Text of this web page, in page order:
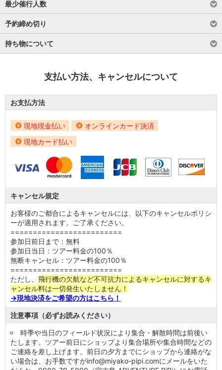
最少催行人数
予約締め切り
持ち物について
支払い方法、キャンセルについて
お支払方法
現地現金払い
オンラインカード決済
現地カード払い
キャンセル規定
お客様のご都合によるキャンセルには、以下のキャンセルポリシ
ーが適用されます。ご了承ください。
=========================
参加日前日まで：無料
参加日当日：ツアー料金の100％
無断キャンセル：ツアー料金の100％
=========================
ただし、 飛行機の欠航など不可抗力によるキャンセルに対するキ
ャンセル料は一切発生いたしません！
→現地決済をご希望の方はこちら！
注意事項（必ずお読みください）
時季や当日のフィールド状況により集合・解散時間は前後い
たします。ツアー前日にショップより集合場所や集合時間などの
ご連絡を差し上げます。前日の夕方までにショップから連絡がな
い場合は、お手数ですがinfo@miyako-pipi.comにメールをいた